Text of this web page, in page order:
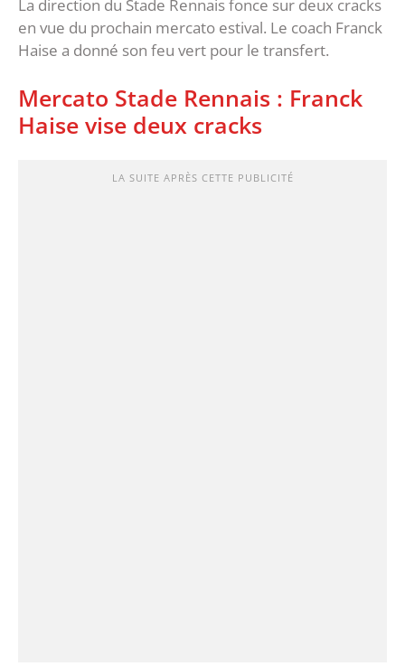
La direction du Stade Rennais fonce sur deux cracks
en vue du prochain mercato estival. Le coach Franck
Haise a donné son feu vert pour le transfert.
Mercato Stade Rennais : Franck
Haise vise deux cracks
LA SUITE APRÈS CETTE PUBLICITÉ